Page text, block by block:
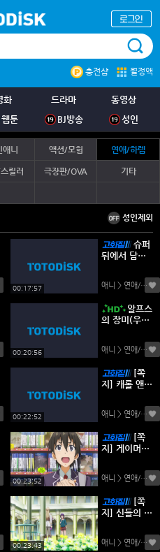
충전샵 월정액
화 드라마
동영상
웹툰 BJ방송 성인
애니 액션/모험 연애/하렘
릴러 극장판/OVA 기타
성인제외
00:17:57
슈퍼
뒤에서 담배
람 1-12화 완
결
애니 > 연애/하렘
00:20:56
알프스
의 장미(우리
애니 > 연애/하렘
00:22:52
[쪽
지] 캐롤 앤
24완결 -일상
음악 드라마-
애니 > 연애/하렘
00:23:52
[쪽
지] 게이머즈
일상 게임 로
맨스 코믹-애니 > 연애/하렘
00:23:43
[쪽
지] 신들의 장
결 -신 로맨스
드라마-
애니 > 연애/하렘